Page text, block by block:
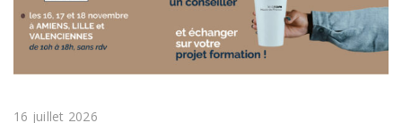
16 juillet 2026